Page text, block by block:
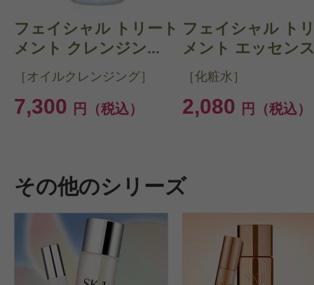
CT会員様は、
らクチコミ投稿すると1 商品に
ントプレゼント！
フェイシャル トリート
メント クレンジン...
［オイルクレンジング］
7,300 円（税込）
フェイシャル ト
メント エッセン
［化粧水］
2,080 円（税込）
その他のシリーズ